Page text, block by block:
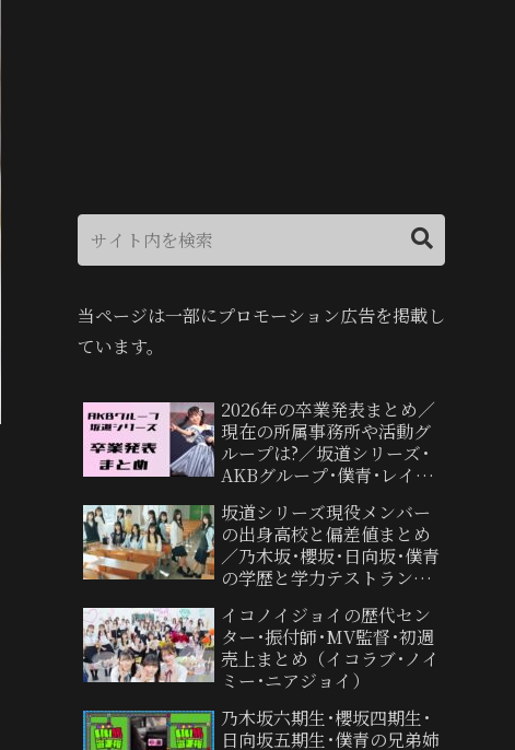
当ページは一部にプロモーション広告を掲載し
ています。
2026年の卒業発表まとめ／
現在の所属事務所や活動グ
ループは?／坂道シリーズ･
AKBグループ･僕青･レイン
坂道シリーズ現役メンバー
の出身高校と偏差値まとめ
／乃木坂･櫻坂･日向坂･僕青
の学歴と学力テストランキ
イコノイジョイの歴代セン
ター･振付師･MV監督･初週
売上まとめ（イコラブ･ノイ
ミー･ニアジョイ）
乃木坂六期生･櫻坂四期生･
日向坂五期生･僕青の兄弟姉